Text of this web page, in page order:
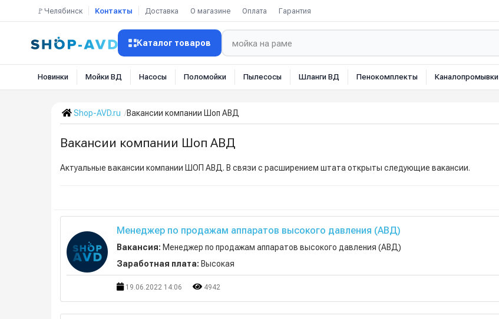
🚩Челябинск Контакты Доставка О магазине Оплата Гарантия
Каталог товаров
Новинки Мойки ВД Насосы Поломойки Пылесосы Шланги ВД Пенокомплекты Каналопромывки
Shop-AVD.ru Вакансии компании Шоп АВД
Вакансии компании Шоп АВД
Актуальные вакансии компании ШОП АВД. В связи с расширением штата открыты следующие вакансии.
Менеджер по продажам аппаратов высокого давления (АВД)
Вакансия: Менеджер по продажам аппаратов высокого давления (АВД)
Заработная плата: Высокая
19.06.2022 14:06 4942